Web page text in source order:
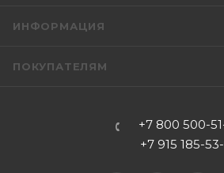
ИНФОРМАЦИЯ
ПОКУПАТЕЛЯМ
+7 800 500-
+7 915 185-